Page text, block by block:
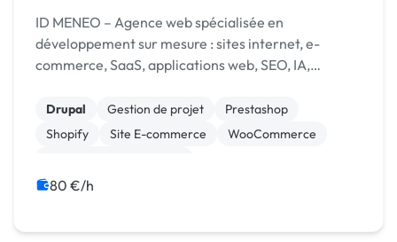
ID MENEO – Agence web spécialisée en
développement sur mesure : sites internet, e-
commerce, SaaS, applications web, SEO, IA,
digital.
Drupal Gestion de projet
Prestashop
Shopify
Site E-commerce
WooCommerce
Développement spécifique
80 €/h